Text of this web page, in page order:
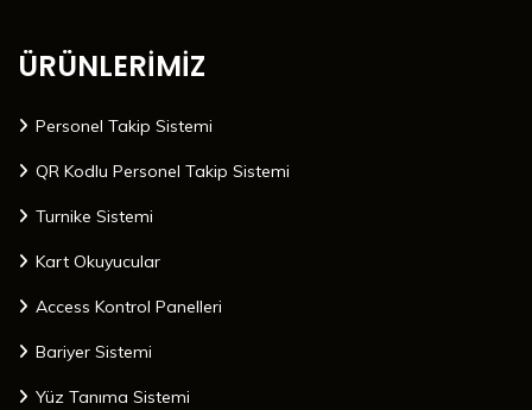
ÜRÜNLERİMİZ
Personel Takip Sistemi
QR Kodlu Personel Takip Sistemi
Turnike Sistemi
Kart Okuyucular
Access Kontrol Panelleri
Bariyer Sistemi
Yüz Tanıma Sistemi